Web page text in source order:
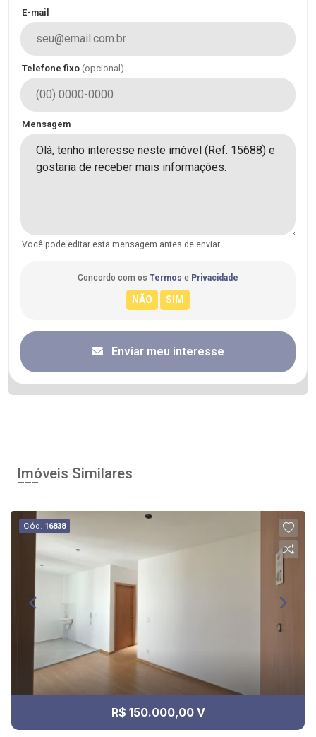
E-mail
Telefone fixo (opcional)
Mensagem
Você pode editar esta mensagem antes de enviar.
Concordo com os Termos e Privacidade
Enviar meu interesse
Imóveis Similares
Cód. 16838
R$ 150.000,00 V